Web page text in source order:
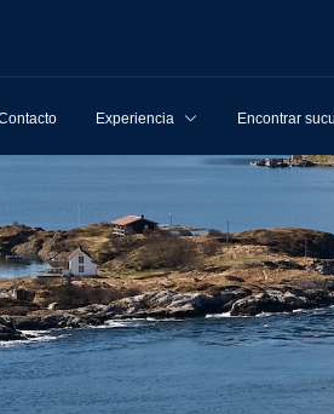
Experiencia Encontrar